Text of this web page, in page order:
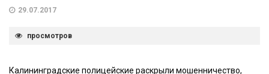
29.07.2017
просмотров
Калининградские полицейские раскрыли мошенничество,